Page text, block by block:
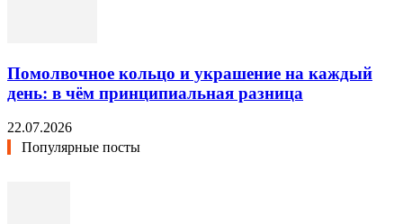
Помолвочное кольцо и украшение на каждый
день: в чём принципиальная разница
22.07.2026
Популярные посты